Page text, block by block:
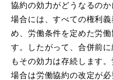
協約の効力がどうなるの
場合には、すべての権利
め、労働条件を定めた労
す。したがって、合併前
もその効力は存続します
場合は労働協約の改定が必